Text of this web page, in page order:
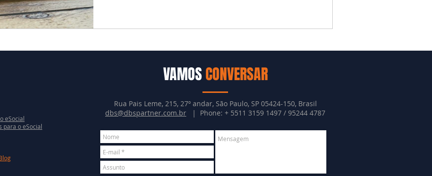
VAMOSCONVERSAR
eSocial
para o eSocial
Rua Pais Leme, 215, 27º andar, São Paulo, SP 05424-150, Brasil
dbs@dbspartner.com.br | Phone: + 5511 3159 1497 / 95244 4787